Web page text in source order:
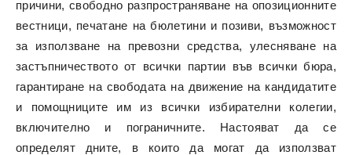
причини, свободно разпространяване на опозиционните
вестници, печатане на бюлетини и позиви, възможност
за използване на превозни средства, улесняване на
застъпничеството от всички партии във всички бюра,
гарантиране на свободата на движение на кандидатите
и помощниците им из всички избирателни колегии,
включително и пограничните. Настояват да се
определят дните, в които да могат да използват